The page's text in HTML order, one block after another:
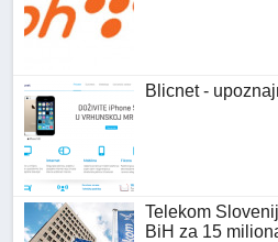
Blicnet -
Telekom
BiH za 15